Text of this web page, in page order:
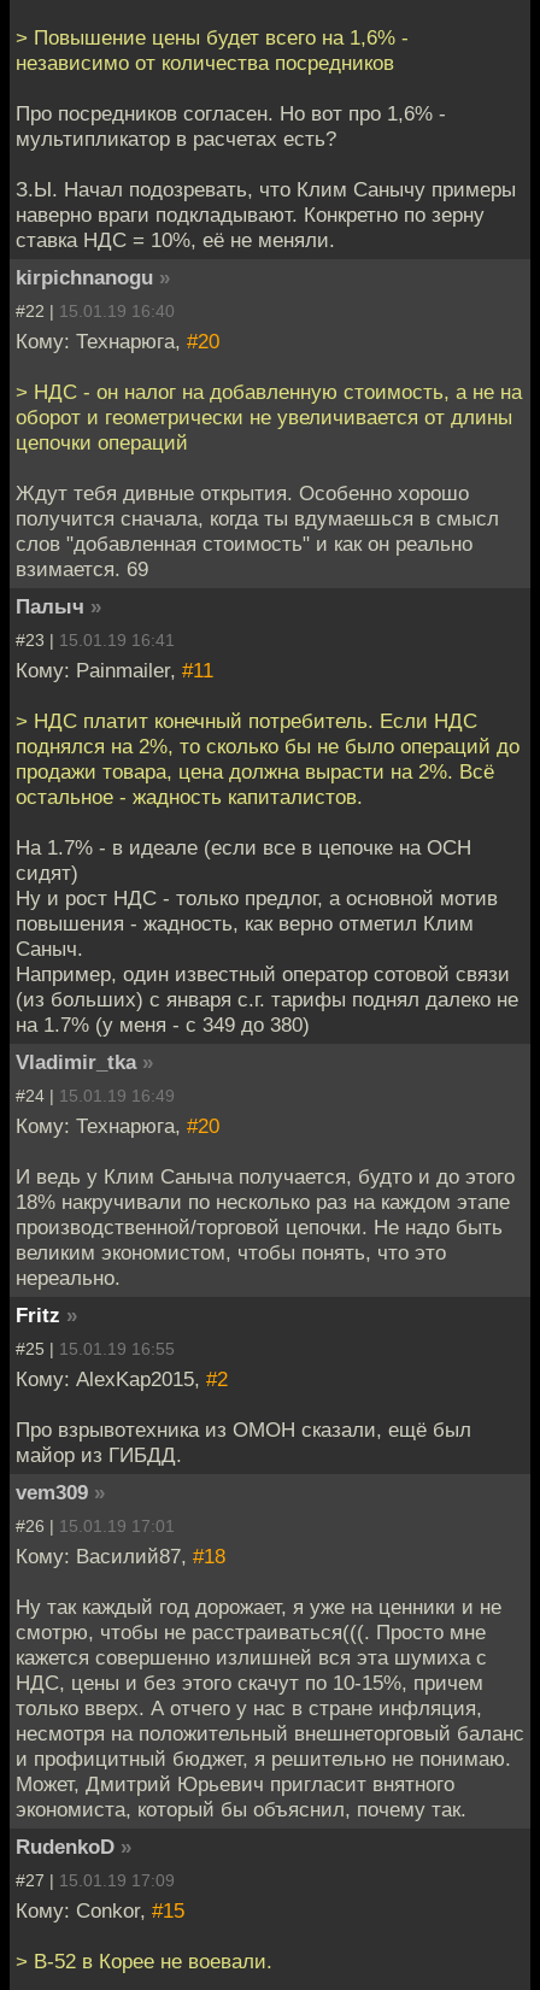
> Повышение цены будет всего на 1,6% -
независимо от количества посредников
Про посредников согласен. Но вот про 1,6% -
мультипликатор в расчетах есть?
З.Ы. Начал подозревать, что Клим Санычу примеры
наверно враги подкладывают. Конкретно по зерну
ставка НДС = 10%, её не меняли.
kirpichnanogu »
#22 | 15.01.19 16:40
Кому: Технарюга, #20
> НДС - он налог на добавленную стоимость, а не на
оборот и геометрически не увеличивается от длины
цепочки операций
Ждут тебя дивные открытия. Особенно хорошо
получится сначала, когда ты вдумаешься в смысл
слов "добавленная стоимость" и как он реально
взимается. 69
Палыч »
#23 | 15.01.19 16:41
Кому: Painmailer, #11
> НДС платит конечный потребитель. Если НДС
поднялся на 2%, то сколько бы не было операций до
продажи товара, цена должна вырасти на 2%. Всё
остальное - жадность капиталистов.
На 1.7% - в идеале (если все в цепочке на ОСН
сидят)
Ну и рост НДС - только предлог, а основной мотив
повышения - жадность, как верно отметил Клим
Саныч.
Например, один известный оператор сотовой связи
(из больших) с января с.г. тарифы поднял далеко не
на 1.7% (у меня - с 349 до 380)
Vladimir_tka »
#24 | 15.01.19 16:49
Кому: Технарюга, #20
И ведь у Клим Саныча получается, будто и до этого
18% накручивали по несколько раз на каждом этапе
производственной/торговой цепочки. Не надо быть
великим экономистом, чтобы понять, что это
нереально.
Fritz »
#25 | 15.01.19 16:55
Кому: AlexKap2015, #2
Про взрывотехника из ОМОН сказали, ещё был
майор из ГИБДД.
vem309 »
#26 | 15.01.19 17:01
Кому: Василий87, #18
Ну так каждый год дорожает, я уже на ценники и не
смотрю, чтобы не расстраиваться(((. Просто мне
кажется совершенно излишней вся эта шумиха с
НДС, цены и без этого скачут по 10-15%, причем
только вверх. А отчего у нас в стране инфляция,
несмотря на положительный внешнеторговый баланс
и профицитный бюджет, я решительно не понимаю.
Может, Дмитрий Юрьевич пригласит внятного
экономиста, который бы объяснил, почему так.
RudenkoD »
#27 | 15.01.19 17:09
Кому: Conkor, #15
> В-52 в Корее не воевали.